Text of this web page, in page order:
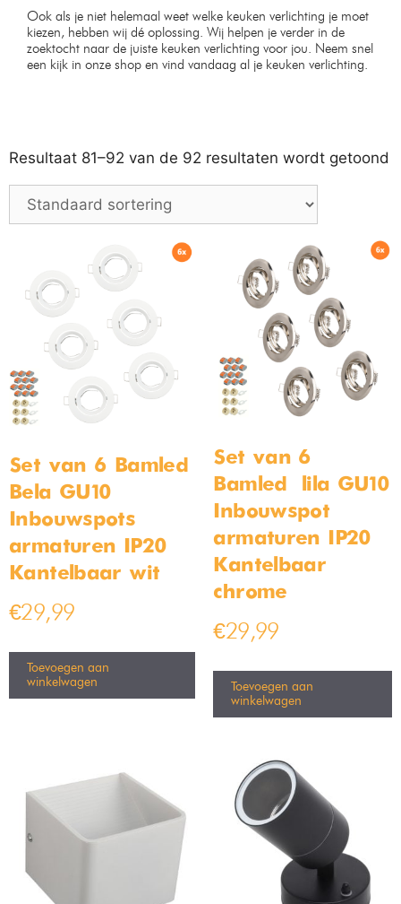
Ook als je niet helemaal weet welke keuken verlichting je moet
kiezen, hebben wij dé oplossing. Wij helpen je verder in de
zoektocht naar de juiste keuken verlichting voor jou. Neem snel
een kijk in onze shop en vind vandaag al je keuken verlichting.
Resultaat 81–92 van de 92 resultaten wordt getoond
Set van 6 Bamled –
Bela GU10
Inbouwspots
armaturen IP20
Kantelbaar wit
€29,99
Toevoegen aan
winkelwagen
Set van 6
Bamled – lila GU10
Inbouwspot
armaturen IP20
Kantelbaar
chrome
€29,99
Toevoegen aan
winkelwagen